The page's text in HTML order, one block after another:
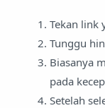
Tekan link
Tunggu
Biasanya
pada
Setelah